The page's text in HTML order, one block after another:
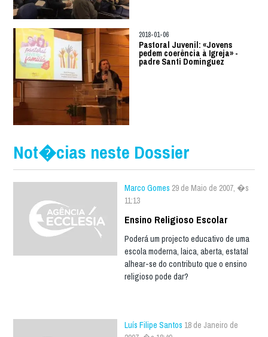
2018-01-06
Pastoral Juvenil: «Jovens
pedem coerência à Igreja» -
padre Santi Dominguez
Not�cias neste Dossier
Marco Gomes 29 de Maio de 2007, �s
11:13
Ensino Religioso Escolar
Poderá um projecto educativo de uma
escola moderna, laica, aberta, estatal
alhear-se do contributo que o ensino
religioso pode dar?
Luís Filipe Santos 18 de Janeiro de